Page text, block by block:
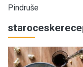
Pindruše